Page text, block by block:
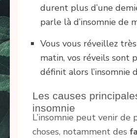
durent plus d’une
parle là d’insomnie de
Vous vous réveillez
matin, vos réveils sont
définit alors l’insomnie
Les causes
insomnie
L’insomnie peut venir de
choses, notamment des